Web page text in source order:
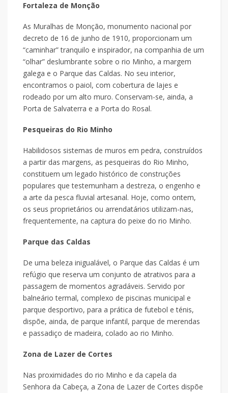
Fortaleza de Monção
As Muralhas de Monção, monumento nacional por
decreto de 16 de junho de 1910, proporcionam um
“caminhar” tranquilo e inspirador, na companhia de um
“olhar” deslumbrante sobre o rio Minho, a margem
galega e o Parque das Caldas. No seu interior,
encontramos o paiol, com cobertura de lajes e
rodeado por um alto muro. Conservam-se, ainda, a
Porta de Salvaterra e a Porta do Rosal.
Pesqueiras do Rio Minho
Habilidosos sistemas de muros em pedra, construídos
a partir das margens, as pesqueiras do Rio Minho,
constituem um legado histórico de construções
populares que testemunham a destreza, o engenho e
a arte da pesca fluvial artesanal. Hoje, como ontem,
os seus proprietários ou arrendatários utilizam-nas,
frequentemente, na captura do peixe do rio Minho.
Parque das Caldas
De uma beleza inigualável, o Parque das Caldas é um
refúgio que reserva um conjunto de atrativos para a
passagem de momentos agradáveis. Servido por
balneário termal, complexo de piscinas municipal e
parque desportivo, para a prática de futebol e ténis,
dispõe, ainda, de parque infantil, parque de merendas
e passadiço de madeira, colado ao rio Minho.
Zona de Lazer de Cortes
Nas proximidades do rio Minho e da capela da
Senhora da Cabeça, a Zona de Lazer de Cortes dispõe